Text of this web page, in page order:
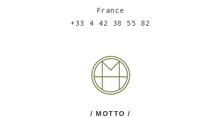
France
+33 4 42 38 55 82
/ MOTTO /